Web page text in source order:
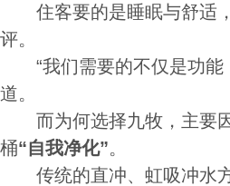
住客要的是睡眠与舒适，
评。
“我们需要的不仅是功能
道。
而为何选择九牧，主要因
桶“自我净化”。
传统的直冲、虹吸冲水方